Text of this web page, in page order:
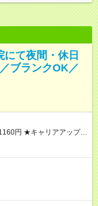
て夜間・休日
ブランクOK／
ップ制
間
給与は本採用時と同じ